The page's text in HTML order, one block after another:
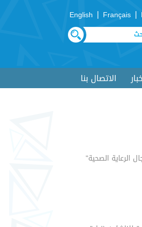
|
Français
|
English
الاتصال بنا
الرعاية الصحية"